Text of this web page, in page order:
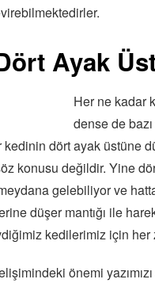
Ayak
Her ne kadar
dense de
kedinin dört ayak üstüne
konusu değildir. Yine
gelebiliyor ve
düşer mantığı ile
kedilerimiz için her
önemi